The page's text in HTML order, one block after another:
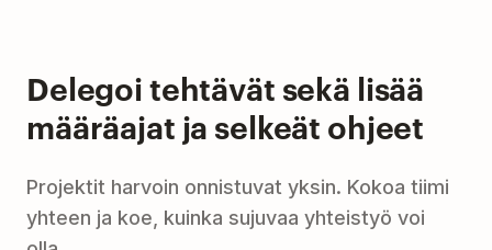
Delegoi tehtävät sekä lisää
määräajat ja selkeät ohjeet
Projektit harvoin onnistuvat yksin. Kokoa tiimi
yhteen ja koe, kuinka sujuvaa yhteistyö voi